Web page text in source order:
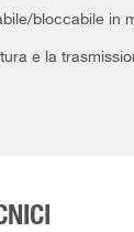
bloccabile in
e la